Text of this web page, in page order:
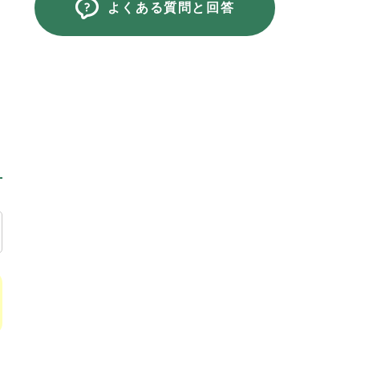
よくある質問と回答